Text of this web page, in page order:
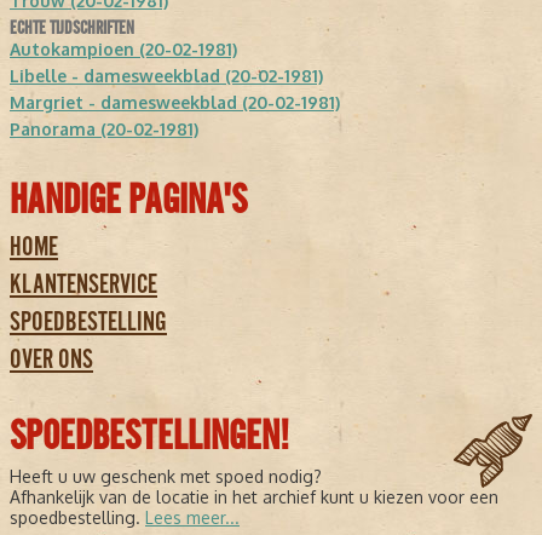
ECHTE TIJDSCHRIFTEN
Autokampioen (20-02-1981)
Libelle - damesweekblad (20-02-1981)
Margriet - damesweekblad (20-02-1981)
Panorama (20-02-1981)
HANDIGE PAGINA'S
HOME
KLANTENSERVICE
SPOEDBESTELLING
OVER ONS
SPOEDBESTELLINGEN!
Heeft u uw geschenk met spoed nodig?
Afhankelijk van de locatie in het archief kunt u kiezen voor een
spoedbestelling. Lees meer...